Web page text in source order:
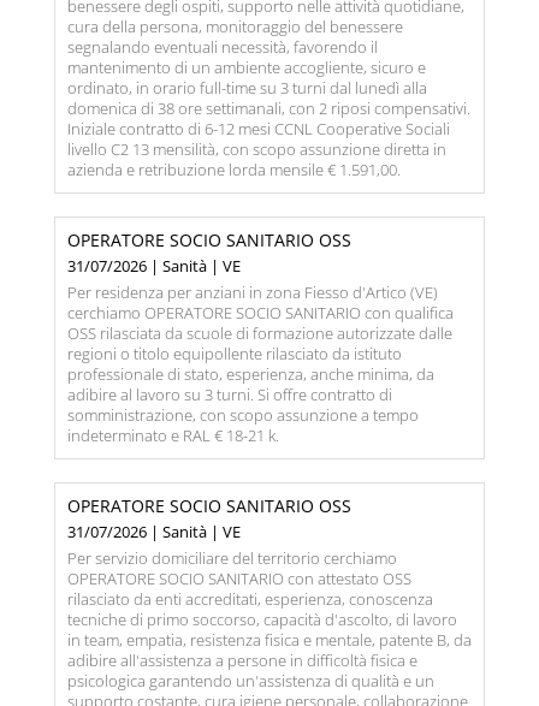
benessere degli ospiti, supporto nelle attività quotidiane,
cura della persona, monitoraggio del benessere
segnalando eventuali necessità, favorendo il
mantenimento di un ambiente accogliente, sicuro e
ordinato, in orario full-time su 3 turni dal lunedì alla
domenica di 38 ore settimanali, con 2 riposi compensativi.
Iniziale contratto di 6-12 mesi CCNL Cooperative Sociali
livello C2 13 mensilità, con scopo assunzione diretta in
azienda e retribuzione lorda mensile € 1.591,00.
OPERATORE SOCIO SANITARIO OSS
31/07/2026 | Sanità | VE
Per residenza per anziani in zona Fiesso d'Artico (VE)
cerchiamo OPERATORE SOCIO SANITARIO con qualifica
OSS rilasciata da scuole di formazione autorizzate dalle
regioni o titolo equipollente rilasciato da istituto
professionale di stato, esperienza, anche minima, da
adibire al lavoro su 3 turni. Si offre contratto di
somministrazione, con scopo assunzione a tempo
indeterminato e RAL € 18-21 k.
OPERATORE SOCIO SANITARIO OSS
31/07/2026 | Sanità | VE
Per servizio domiciliare del territorio cerchiamo
OPERATORE SOCIO SANITARIO con attestato OSS
rilasciato da enti accreditati, esperienza, conoscenza
tecniche di primo soccorso, capacità d'ascolto, di lavoro
in team, empatia, resistenza fisica e mentale, patente B, da
adibire all'assistenza a persone in difficoltà fisica e
psicologica garantendo un'assistenza di qualità e un
supporto costante, cura igiene personale, collaborazione